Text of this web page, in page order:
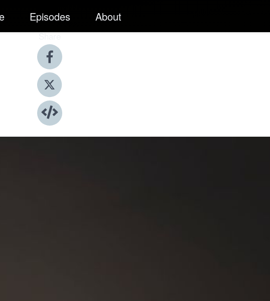
Episodes About
Share